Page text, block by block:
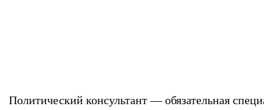
Политический консультант — обязательная